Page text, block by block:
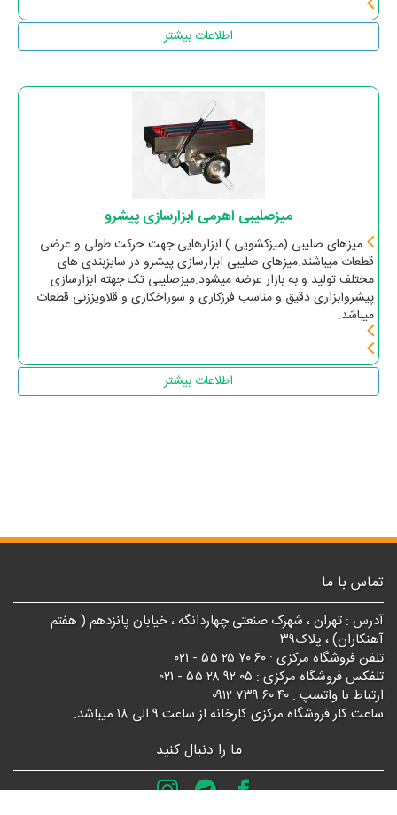
اطلاعات بیشتر
میزصلیبی اهرمی ابزارسازی پیشرو
میزهای صلیبی (میزکشویی ) ابزارهایی جهت حرکت طولی و عرضی
قطعات میباشند.میزهای صلیبی ابزارسازی پیشرو در سایزبندی های
مختلف تولید و به بازار عرضه میشود.میزصلیبی تک جهته ابزارسازی
پیشروابزاری دقیق و مناسب فرزکاری و سوراخکاری و قلاویززنی قطعات
میباشد.
اطلاعات بیشتر
تماس با ما
آدرس : تهران ، شهرک صنعتی چهاردانگه ، خیابان پانزدهم ( هفتم
آهنکاران) ، پلاک۳۹
تلفن فروشگاه مرکزی : ۶۰ ۷۰ ۲۵ ۵۵ - ۰۲۱
تلفکس فروشگاه مرکزی : ۰۵ ۹۲ ۲۸ ۵۵ - ۰۲۱
ارتباط با واتسپ : ۴۰ ۶۰ ۷۳۹ ۰۹۱۲
ساعت کار فروشگاه مرکزی کارخانه از ساعت ۹ الی ۱۸ میباشد.
ما را دنبال کنید